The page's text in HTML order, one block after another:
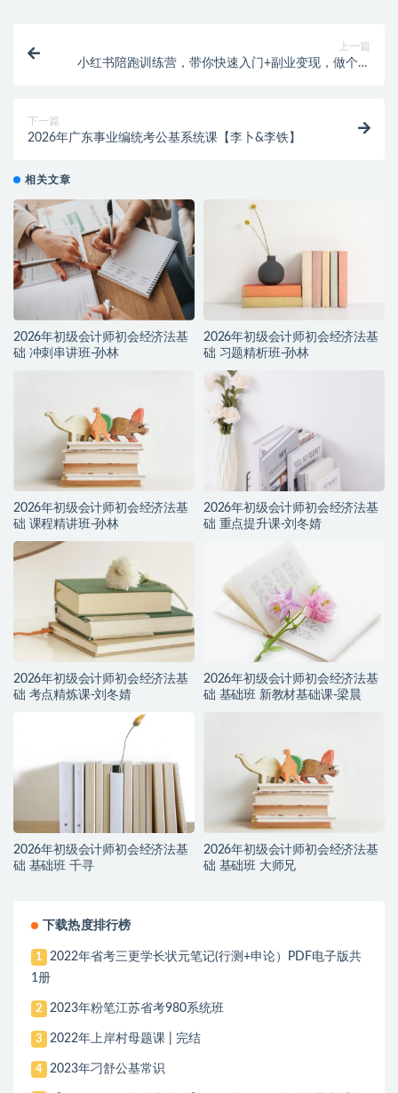
上一篇
小红书陪跑训练营，带你快速入门+副业变现，做个賺
下一篇
2026年广东事业编统考公基系统课【李卜&李铁】
相关文章
2026年初级会计师初会经济法基
础 冲刺串讲班-孙林
2026年初级会计师初会经济法基
础 习题精析班-孙林
2026年初级会计师初会经济法基
础 课程精讲班-孙林
2026年初级会计师初会经济法基
础 重点提升课-刘冬婧
2026年初级会计师初会经济法基
础 考点精炼课-刘冬婧
2026年初级会计师初会经济法基
础 基础班 新教材基础课-梁晨
2026年初级会计师初会经济法基
础 基础班 千寻
2026年初级会计师初会经济法基
础 基础班 大师兄
下载热度排行榜
1
2022年省考三更学长状元笔记(行测+申论）PDF电子版共
1册
2 2023年粉笔江苏省考980系统班
3 2022年上岸村母题课 | 完结
4 2023年刁舒公基常识